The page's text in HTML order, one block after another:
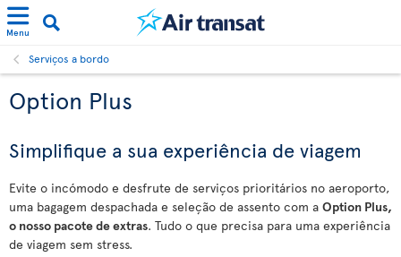
Menu
Serviços a bordo
Option Plus
Simplifique a sua experiência de viagem
Evite o incómodo e desfrute de serviços prioritários no aeroporto,
uma bagagem despachada e seleção de assento com a Option Plus,
o nosso pacote de extras. Tudo o que precisa para uma experiência
de viagem sem stress.